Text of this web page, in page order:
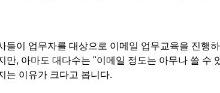
들이 업무자를 대상으로 이메일 업무교육을 진행
만, 아마도 대다수는 "이메일 정도는 아무나 쓸 수
는 이유가 크다고 봅니다.